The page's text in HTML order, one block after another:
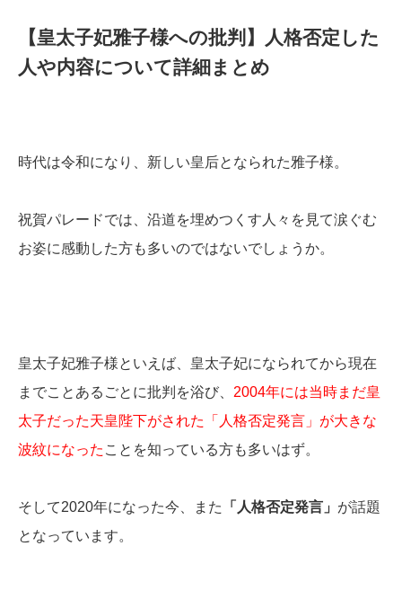
【皇太子妃雅子様への批判】人格否定した
人や内容について詳細まとめ
時代は令和になり、新しい皇后となられた雅子様。
祝賀パレードでは、沿道を埋めつくす人々を見て涙ぐむ
お姿に感動した方も多いのではないでしょうか。
皇太子妃雅子様といえば、皇太子妃になられてから現在
までことあるごとに批判を浴び、 2004年には当時まだ皇
太子だった天皇陛下がされた「人格否定発言」が大きな
波紋になった ことを知っている方も多いはず。
そして2020年になった今、また 「人格否定発言」 が話題
となっています。